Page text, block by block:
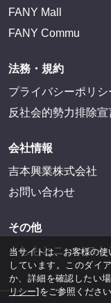
FANY Mall
FANY Commu
法務・規約
プライバシーポリシ
反社会的勢力排除宣
会社情報
吉本興業株式会社
お問い合わせ
その他
よしもとニュース
当サイトは、お客様の
しています。このダイ
か、詳細を確認したい場
リシー]をご参照ください